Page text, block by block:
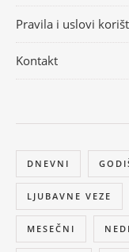
Pravila i uslovi
Kontakt
DNEVNI
LJUBAVNE VEZE
MESEČNI